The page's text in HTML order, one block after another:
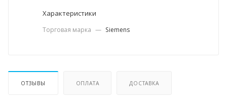
Характеристики
Торговая марка — Siemens
ОТЗЫВЫ ОПЛАТА ДОСТАВКА